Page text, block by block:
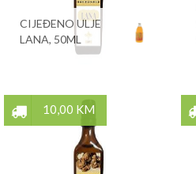
CIJEĐENO ULJE
LANA, 50ML
10,00 KM